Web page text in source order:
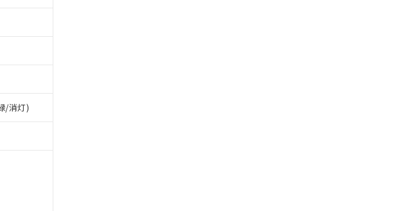
/消灯)
。
た製品が提供可能な商品です。
製品に切り替える予定のある商品です。
状況を調査中または確認中の商品です。
係のない商品です。
有品と判明した場合などやむを得ず変更すること
あることを示します。